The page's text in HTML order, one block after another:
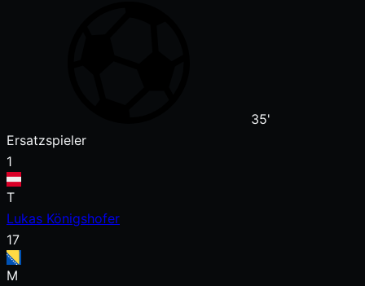
35'
Ersatzspieler
1
T
Lukas Königshofer
17
M